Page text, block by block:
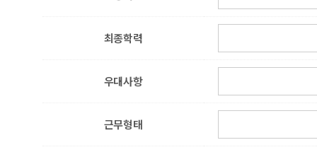
최종학력
우대사항
근무형태